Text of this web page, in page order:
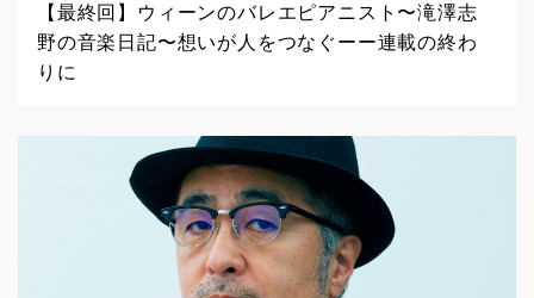
【最終回】ウィーンのバレエピアニスト〜滝澤志
野の音楽日記〜想いが人をつなぐーー連載の終わ
りに